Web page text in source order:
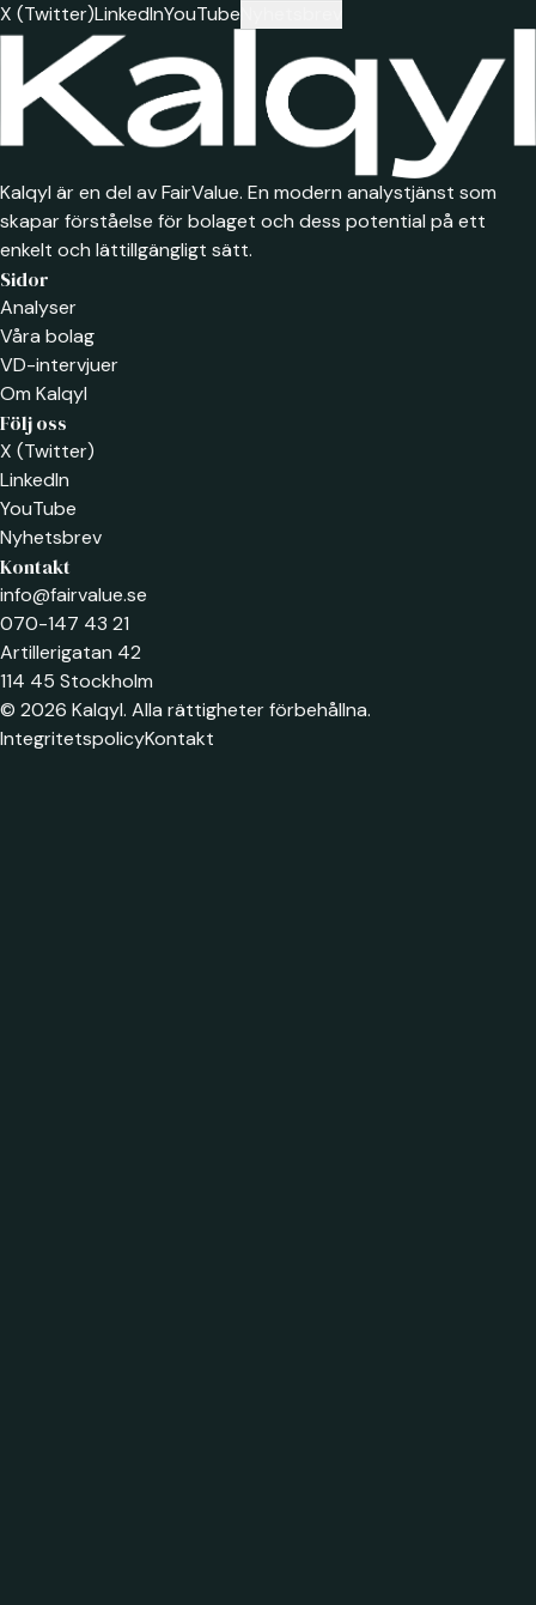
X (Twitter)LinkedInYouTube
Kalqyl är en del av FairValue. En modern analystjänst som
skapar förståelse för bolaget och dess potential på ett
enkelt och lättillgängligt sätt.
Sidor
Analyser
Våra bolag
VD-intervjuer
Om Kalqyl
Följ oss
X (Twitter)
LinkedIn
YouTube
Nyhetsbrev
Kontakt
info@fairvalue.se
070-147 43 21
Artillerigatan 42
114 45 Stockholm
© 2026 Kalqyl. Alla rättigheter förbehållna.
IntegritetspolicyKontakt